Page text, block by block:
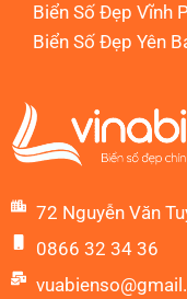
Biển Số Đẹp Vĩnh
Biển Số Đẹp Yên
72 Nguyễn Văn
0866 32 34 36